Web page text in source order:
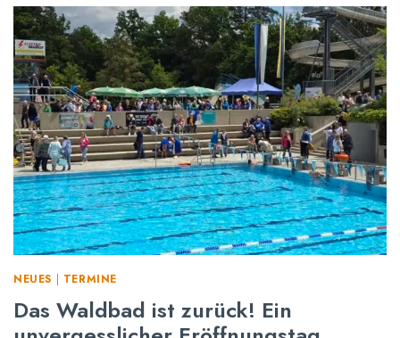
T
!
F
F
N
U
N
G
S
R
E
D
E
V
O
N
I
R
NEUES | TERMINE
Das Waldbad ist zurück! Ein